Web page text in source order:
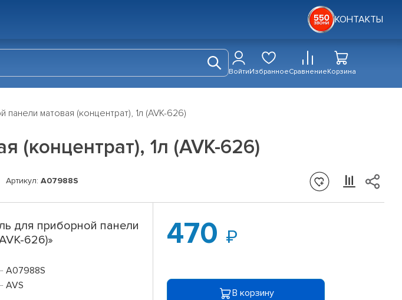
КОНТАКТЫ
ВойтиИзбранноеСравнениеКорзина
матовая (концентрат), 1л (AVK-626)
(концентрат), 1л (AVK-626)
Артикул: A07988S
для приборной панели
626)»
A07988S
AVS
470
В корзину